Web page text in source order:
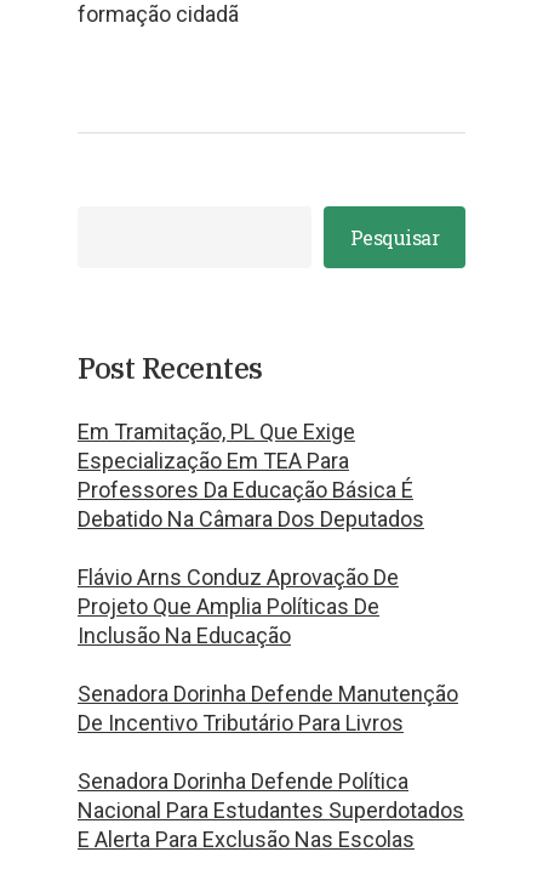
formação cidadã
Pesquisar
Post Recentes
Em Tramitação, PL Que Exige
Especialização Em TEA Para
Professores Da Educação Básica É
Debatido Na Câmara Dos Deputados
Flávio Arns Conduz Aprovação De
Projeto Que Amplia Políticas De
Inclusão Na Educação
Senadora Dorinha Defende Manutenção
De Incentivo Tributário Para Livros
Senadora Dorinha Defende Política
Nacional Para Estudantes Superdotados
E Alerta Para Exclusão Nas Escolas